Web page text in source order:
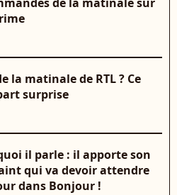
la matinale de RTL ? Ce
surprise
il parle : il apporte son
qui va devoir attendre
dans Bonjour !